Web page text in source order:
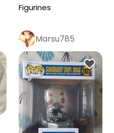
Figurines
Marsu785